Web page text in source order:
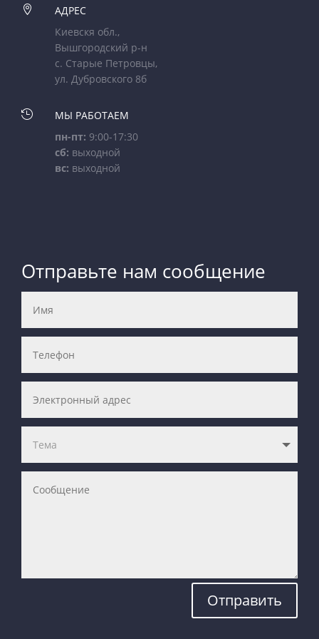

АДРЕС
Киевскя обл.,
Вышгородский р-н
с. Старые Петровцы,
ул. Дубровского 8б

МЫ РАБОТАЕМ
пн-пт: 9:00-17:30
сб: выходной
вс: выходной
Отправьте нам сообщение
Отправить